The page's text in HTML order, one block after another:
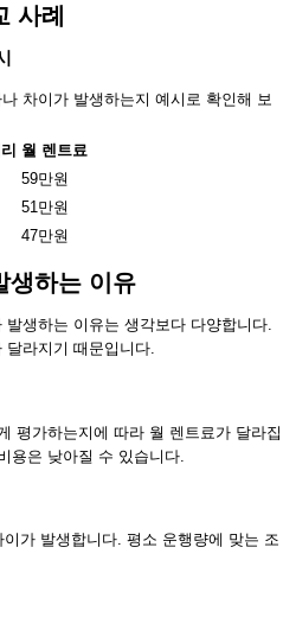
사례
차이가 발생하는지 예시로 확인해 보
월 렌트료
59만원
51만원
47만원
생하는 이유
생하는 이유는 생각보다 다양합니다.
달라지기 때문입니다.
평가하는지에 따라 월 렌트료가 달라집
용은 낮아질 수 있습니다.
가 발생합니다. 평소 운행량에 맞는 조